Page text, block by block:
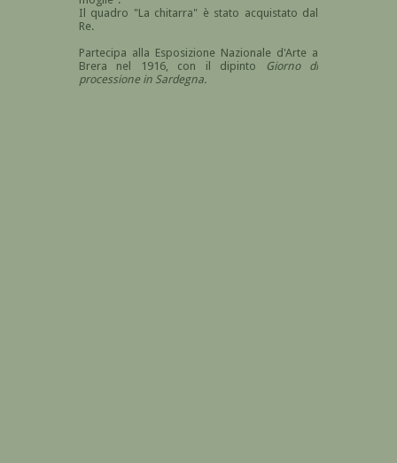
Il quadro "La chitarra" è stato acquistato dal
Re.
Partecipa alla Esposizione Nazionale d'Arte a
Brera nel 1916, con il dipinto
Giorno di
processione in Sardegna.